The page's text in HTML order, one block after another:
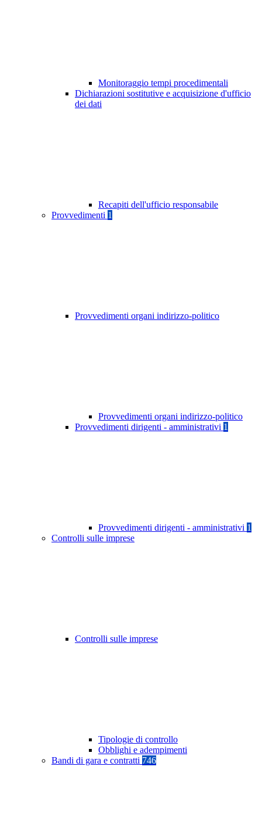
Monitoraggio tempi procedimentali
Dichiarazioni sostitutive e acquisizione d'ufficio
dei dati
Recapiti dell'ufficio responsabile
Provvedimenti 1
Provvedimenti organi indirizzo-politico
Provvedimenti organi indirizzo-politico
Provvedimenti dirigenti - amministrativi 1
Provvedimenti dirigenti - amministrativi 1
Controlli sulle imprese
Controlli sulle imprese
Tipologie di controllo
Obblighi e adempimenti
Bandi di gara e contratti 746